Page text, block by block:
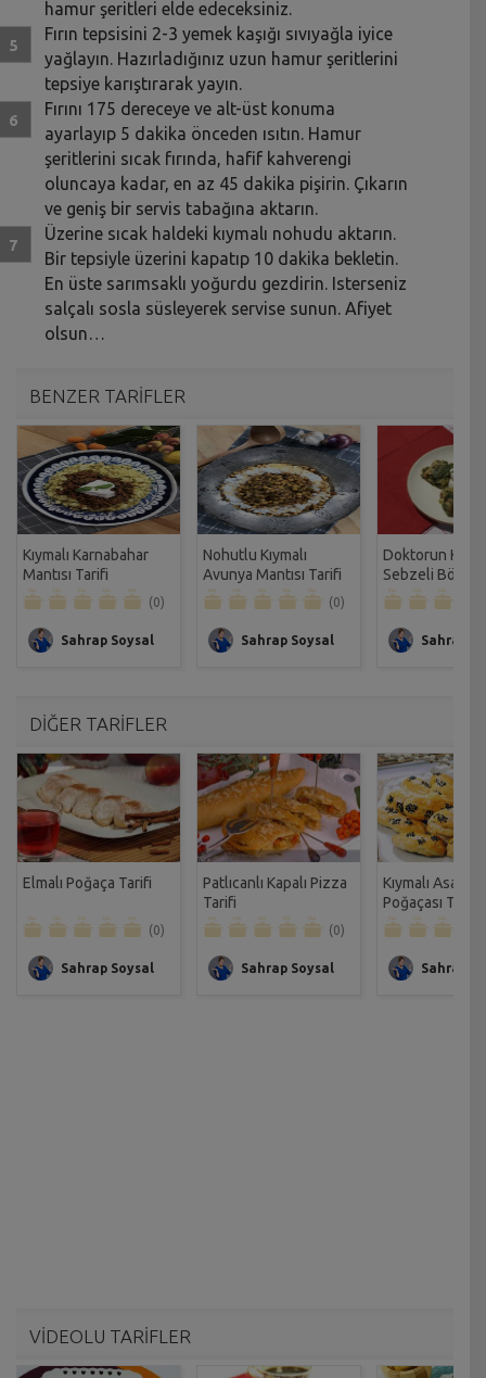
hamur şeritleri elde edeceksiniz.
Fırın tepsisini 2-3 yemek kaşığı sıvıyağla iyice
yağlayın. Hazırladığınız uzun hamur şeritlerini
tepsiye karıştırarak yayın.
Fırını 175 dereceye ve alt-üst konuma
ayarlayıp 5 dakika önceden ısıtın. Hamur
şeritlerini sıcak fırında, hafif kahverengi
oluncaya kadar, en az 45 dakika pişirin. Çıkarın
ve geniş bir servis tabağına aktarın.
Üzerine sıcak haldeki kıymalı nohudu aktarın.
Bir tepsiyle üzerini kapatıp 10 dakika bekletin.
En üste sarımsaklı yoğurdu gezdirin. Isterseniz
salçalı sosla süsleyerek servise sunun. Afiyet
olsun…
BENZER TARİFLER
Kıymalı Karnabahar
Mantısı Tarifi
(0)
Sahrap Soysal
Nohutlu Kıymalı
Avunya Mantısı Tarifi
(0)
Sahrap Soysal
Doktorun
Sebzeli Börek
Sahrap
DİĞER TARİFLER
Elmalı Poğaça Tarifi
(0)
Sahrap Soysal
Patlıcanlı Kapalı Pizza
Tarifi
(0)
Sahrap Soysal
Kıymalı Asarlık
Poğaçası Tarifi
Sahrap
VİDEOLU TARİFLER